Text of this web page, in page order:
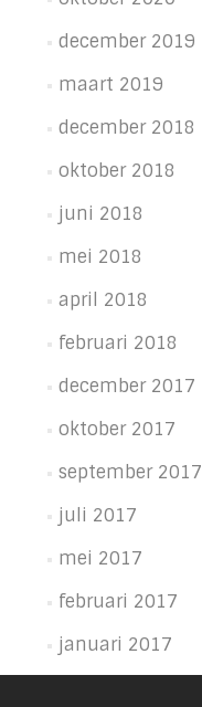
december 2019
maart 2019
december 2018
oktober 2018
juni 2018
mei 2018
april 2018
februari 2018
december 2017
oktober 2017
september 2017
juli 2017
mei 2017
februari 2017
januari 2017